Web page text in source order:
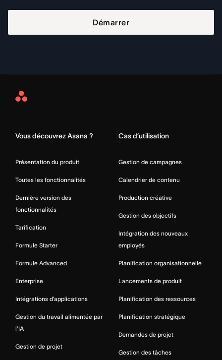
Démarrer
Asana
Vous découvrez Asana ?
Présentation du produit
Toutes les fonctionnalités
Dernière version des
fonctionnalités
Tarification
Formule Starter
Formule Advanced
Enterprise
Intégrations d’applications
Gestion du travail alimentée par
l’IA
Gestion de projet
Cas d’utilisation
Gestion de campagnes
Calendrier de contenu
Production créative
Gestion des objectifs
Intégration des nouveaux
employés
Planification organisationnelle
Lancements de produit
Planification des ressources
Planification stratégique
Demandes de projet
Gestion des tâches